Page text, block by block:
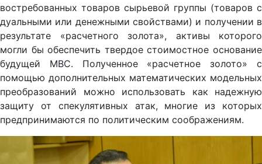
востребованных товаров сырьевой группы (товаров с
дуальными или денежными свойствами) и получении в
результате «расчетного золота», активы которого
могли бы обеспечить твердое стоимостное основание
будущей МВС. Полученное «расчетное золото» с
помощью дополнительных математических модельных
преобразований можно использовать как надежную
защиту от спекулятивных атак, многие из которых
предпринимаются по политическим соображениям.